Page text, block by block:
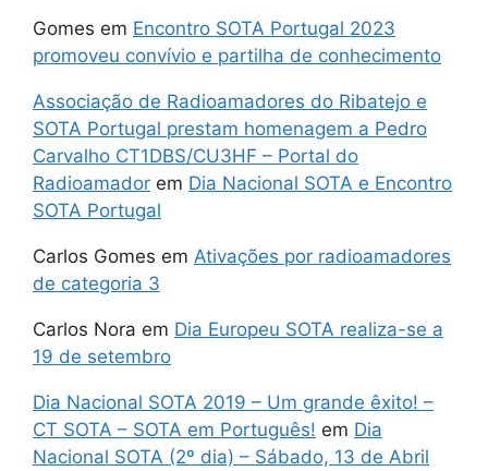
Gomes em Encontro SOTA Portugal 2023
promoveu convívio e partilha de conhecimento
Associação de Radioamadores do Ribatejo e
SOTA Portugal prestam homenagem a Pedro
Carvalho CT1DBS/CU3HF – Portal do
Radioamador em Dia Nacional SOTA e Encontro
SOTA Portugal
Carlos Gomes em Ativações por radioamadores
de categoria 3
Carlos Nora em Dia Europeu SOTA realiza-se a
19 de setembro
Dia Nacional SOTA 2019 – Um grande êxito! –
CT SOTA – SOTA em Português! em Dia
Nacional SOTA (2º dia) – Sábado, 13 de Abril